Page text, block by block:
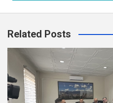
Related Posts